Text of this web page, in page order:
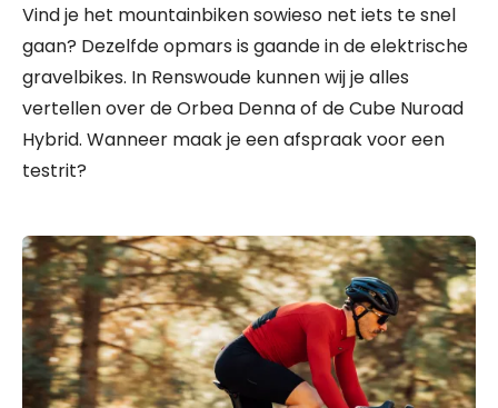
Vind je het mountainbiken sowieso net iets te snel
gaan? Dezelfde opmars is gaande in de elektrische
gravelbikes. In Renswoude kunnen wij je alles
vertellen over de Orbea Denna of de Cube Nuroad
Hybrid. Wanneer maak je een afspraak voor een
testrit?